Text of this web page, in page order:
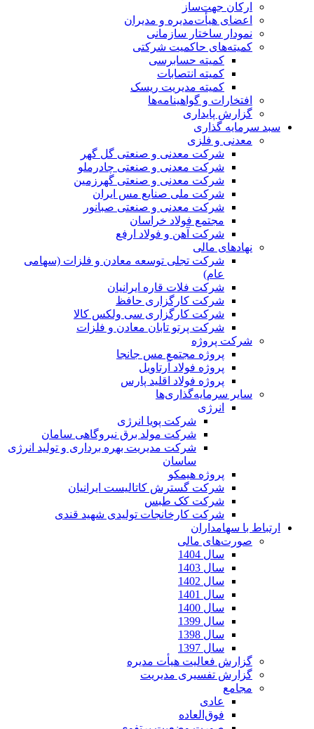
ارکان جهت‌ساز
اعضای هیأت‌مدیره و مدیران
نمودار ساختار سازمانی
کمیته‌های حاکمیت شرکتی
کمیته حسابرسی
کمیته انتصابات
کمیته مدیریت ریسک
افتخارات و گواهینامه‌ها
گزارش پایداری
سبد سرمایه گذاری
معدنی و فلزی
شرکت معدنی و صنعتی گل گهر
شرکت معدنی و صنعتی چادرملو
شرکت معدنی و صنعتی گهرزمین
شرکت ملی صنایع مس ایران
شرکت معدنی و صنعتی صبانور
مجتمع فولاد خراسان
شرکت آهن و فولاد ارفع
نهادهای مالی
شرکت تجلی توسعه معادن و فلزات (سهامی
عام)
شرکت فلات قاره ایرانیان
شرکت کارگزاری حافظ
شرکت کارگزاری سی ولکس کالا
شرکت پرتو تابان معادن و فلزات
شرکت پروژه
پروژه مجتمع مس جانجا
پروژه فولاد آرتاویل
پروژه فولاد اقلید پارس
سایر سرمایه‌گذاری‌ها
انرژی
شرکت پویا انرژی
شرکت مولد برق نیروگاهی سامان
شرکت مدیریت بهره برداری و تولید انرژی
ساسان
پروژه هیمکو
شرکت گسترش کاتالیست ایرانیان
شرکت کک طبس
شرکت کارخانجات تولیدی شهید قندی
ارتباط با سهامداران
صورت‌های مالی
سال 1404
سال 1403
سال 1402
سال 1401
سال 1400
سال 1399
سال 1398
سال 1397
گزارش فعالیت هیأت مدیره
گزارش تفسیری مدیریت
مجامع
عادی
فوق‌العاده